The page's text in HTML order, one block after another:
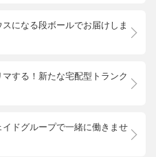
になる段ボールでお届けしま
する！新たな宅配型トランク
ドグループで一緒に働きませ